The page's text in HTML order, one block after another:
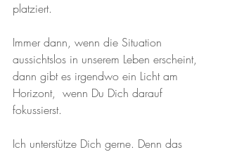
platziert.
Immer dann, wenn die Situation
aussichtslos in unserem Leben erscheint,
dann gibt es irgendwo ein Licht am
Horizont,  wenn Du Dich darauf
fokussierst.
Ich unterstütze Dich gerne. Denn das